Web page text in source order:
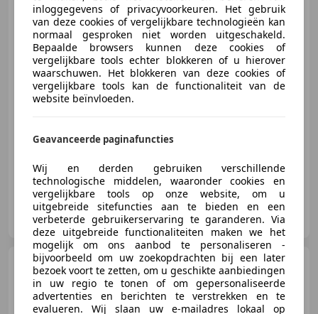
€ 61.875 1
09/2025 11.664 km
Kallenhard B.V.
NL-4205 MZ GORINCHEM
BMW X3 xDrive30i M-Sport -
Pano - Driving Ass Plus - Head
inloggegevens of privacyvoorkeuren. Het gebruik
van deze cookies of vergelijkbare technologieën kan
normaal gesproken niet worden uitgeschakeld.
Bepaalde browsers kunnen deze cookies of
vergelijkbare tools echter blokkeren of u hierover
waarschuwen. Het blokkeren van deze cookies of
vergelijkbare tools kan de functionaliteit van de
website beïnvloeden.
Geavanceerde paginafuncties
Wij en derden gebruiken verschillende
technologische middelen, waaronder cookies en
vergelijkbare tools op onze website, om u
uitgebreide sitefuncties aan te bieden en een
verbeterde gebruikerservaring te garanderen. Via
deze uitgebreide functionaliteiten maken we het
mogelijk om ons aanbod te personaliseren -
bijvoorbeeld om uw zoekopdrachten bij een later
bezoek voort te zetten, om u geschikte aanbiedingen
in uw regio te tonen of om gepersonaliseerde
advertenties en berichten te verstrekken en te
evalueren. Wij slaan uw e-mailadres lokaal op